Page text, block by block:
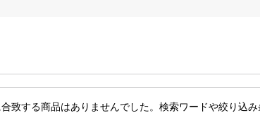
致する商品はありませんでした。検索ワードや絞り込